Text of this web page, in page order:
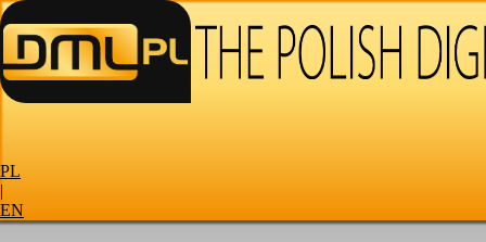
PL
|
EN